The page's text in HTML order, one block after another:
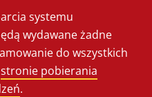
systemu
wydawane żadne
do wszystkich
stronie pobierania
.